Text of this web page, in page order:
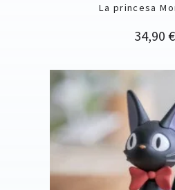
La princesa
Precio
34,90 €